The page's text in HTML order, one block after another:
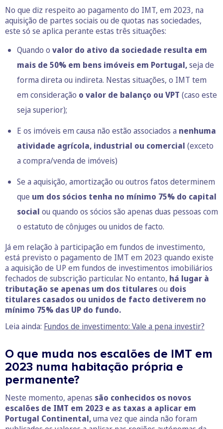
No que diz respeito ao pagamento do IMT, em 2023, na
aquisição de partes sociais ou de quotas nas sociedades,
este só se aplica perante estas três situações:
Quando o valor do ativo da sociedade resulta em
mais de 50% em bens imóveis em Portugal,seja de
forma direta ou indireta. Nestas situações, o IMT tem
em consideração o valor de balanço ou VPT (caso este
seja superior);
E os imóveis em causa não estão associados a nenhuma
atividade agrícola, industrial ou comercial (exceto
a compra/venda de imóveis)
Se a aquisição, amortização ou outros fatos determinem
que um dos sócios tenha no mínimo 75% do capital
social ou quando os sócios são apenas duas pessoas com
o estatuto de cônjuges ou unidos de facto.
Já em relação à participação em fundos de investimento,
está previsto o pagamento de IMT em 2023 quando existe
a aquisição de UP em fundos de investimentos imobiliários
fechados de subscrição particular. No entanto, há lugar à
tributação se apenas um dos titularesou dois
titulares casados ou unidos de facto detiverem no
mínimo 75% das UP do fundo.
Leia ainda: Fundos de investimento: Vale a pena investir?
O que muda nos escalões de IMT em
2023 numa habitação própria e
permanente?
Neste momento, apenas são conhecidos os novos
escalões de IMT em 2023 e as taxas a aplicar em
Portugal Continental,uma vez que ainda não foram